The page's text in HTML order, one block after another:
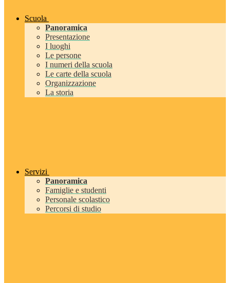
Scuola
Panoramica
Presentazione
I luoghi
Le persone
I numeri della scuola
Le carte della scuola
Organizzazione
La storia
Servizi
Panoramica
Famiglie e studenti
Personale scolastico
Percorsi di studio